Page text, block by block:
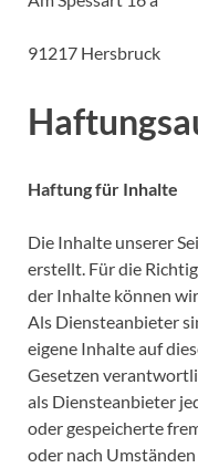
91217 Hersbruck
Haftung für Inhalte
Die Inhalte unserer
erstellt. Für die
der Inhalte können
Als Diensteanbieter
eigene Inhalte auf
Gesetzen
als Diensteanbieter
oder gespeicherte
oder nach